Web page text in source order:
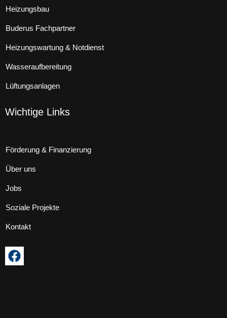
Heizungsbau
Buderus Fachpartner
Heizungswartung & Notdienst
Wasseraufbereitung
Lüftungsanlagen
Wichtige Links
Förderung & Finanzierung
Über uns
Jobs
Soziale Projekte
Kontakt